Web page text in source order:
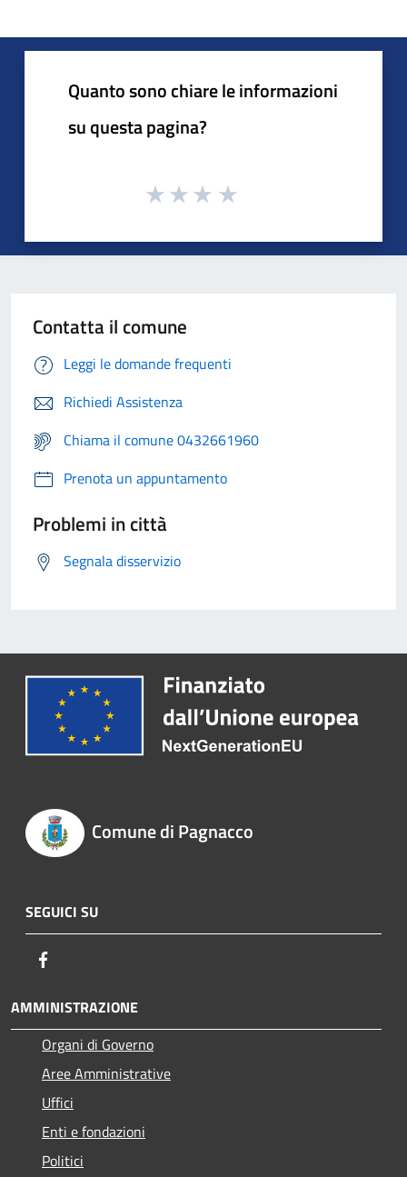
Quanto sono chiare le informazioni
su questa pagina?
Contatta il comune
Leggi le domande frequenti
Richiedi Assistenza
Chiama il comune 0432661960
Prenota un appuntamento
Problemi in città
Segnala disservizio
Comune di Pagnacco
SEGUICI SU
AMMINISTRAZIONE
Organi di Governo
Aree Amministrative
Uffici
Enti e fondazioni
Politici